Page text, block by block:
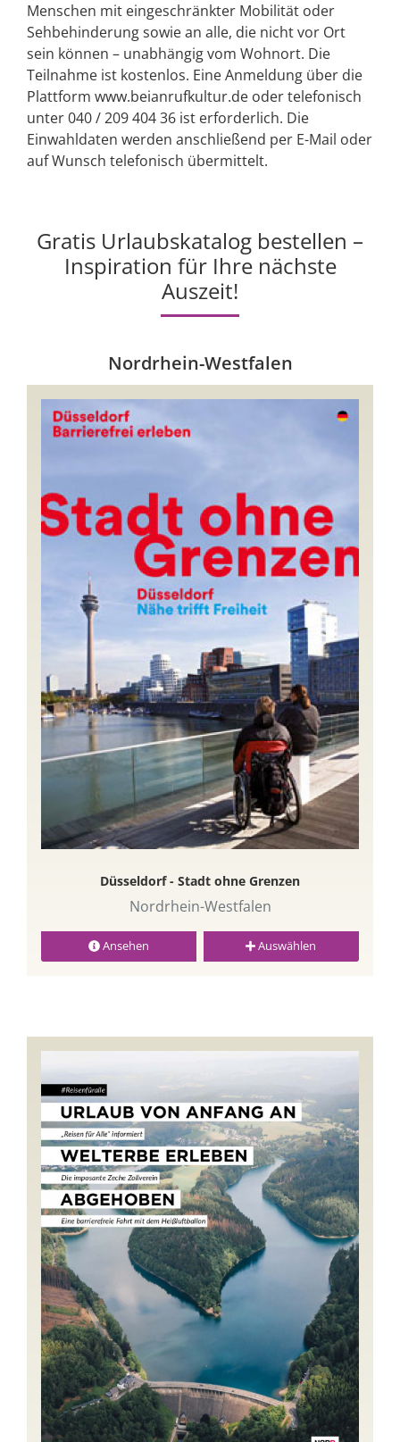
Menschen mit eingeschränkter Mobilität oder
Sehbehinderung sowie an alle, die nicht vor Ort
sein können – unabhängig vom Wohnort. Die
Teilnahme ist kostenlos. Eine Anmeldung über die
Plattform www.beianrufkultur.de oder telefonisch
unter 040 / 209 404 36 ist erforderlich. Die
Einwahldaten werden anschließend per E-Mail oder
auf Wunsch telefonisch übermittelt.
Gratis Urlaubskatalog bestellen –
Inspiration für Ihre nächste
Auszeit!
Nordrhein-Westfalen
Düsseldorf - Stadt ohne Grenzen
Nordrhein-Westfalen
Ansehen Auswählen